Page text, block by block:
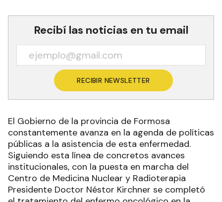
Recibí las noticias en tu email
RECIBIR NEWSLETTER
El Gobierno de la provincia de Formosa
constantemente avanza en la agenda de políticas
públicas a la asistencia de esta enfermedad.
Siguiendo esta línea de concretos avances
institucionales, con la puesta en marcha del
Centro de Medicina Nuclear y Radioterapia
Presidente Doctor Néstor Kirchner se completó